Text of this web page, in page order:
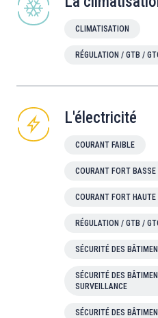
CLIMATISATION
RÉGULATION / GTB /
L'électricité
COURANT FAIBLE
COURANT FORT BASSE
COURANT FORT HAUTE
RÉGULATION / GTB /
SÉCURITÉ DES
SÉCURITÉ DES
SURVEILLANCE
SÉCURITÉ DES